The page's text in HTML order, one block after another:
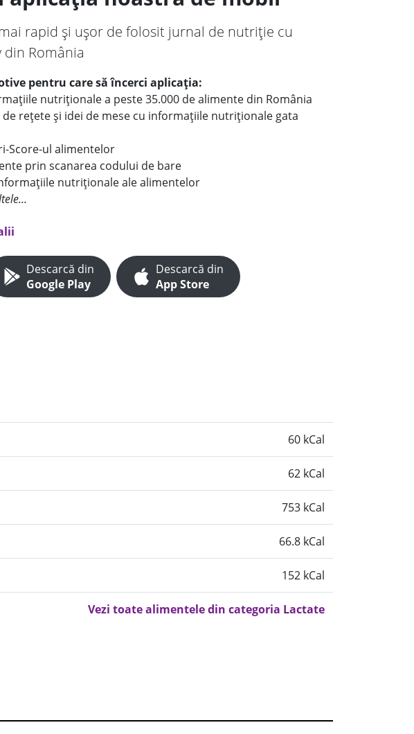
rapid și ușor de folosit jurnal de nutriție cu
România
pentru care să încerci aplicația:
nutriționale a peste 35.000 de alimente din România
de rețete și idei de mese cu informațiile nutriționale gata
Score-ul alimentelor
prin scanarea codului de bare
nutriționale ale alimentelor
Descarcă din
Google Play
Descarcă din
App Store
60 kCal
62 kCal
753 kCal
66.8 kCal
152 kCal
Vezi toate alimentele din categoria Lactate